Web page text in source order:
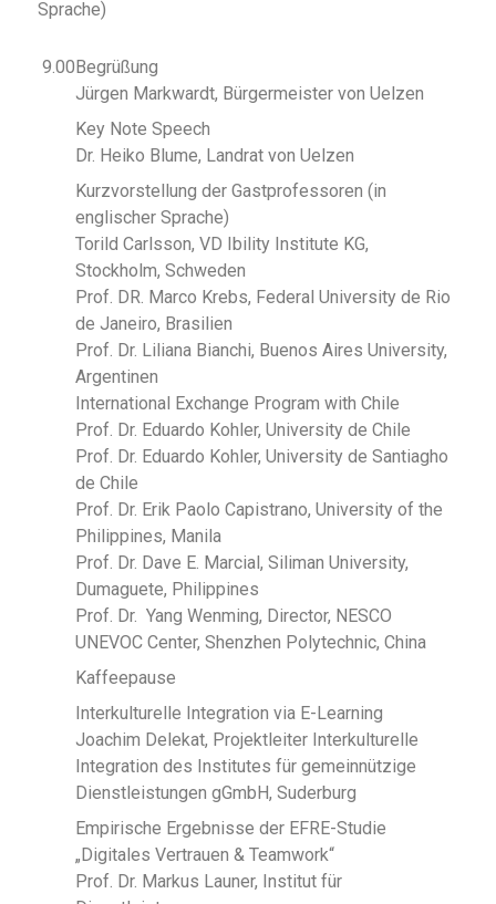
Sprache)
9.00Begrüßung
Jürgen Markwardt, Bürgermeister von Uelzen
Key Note Speech
Dr. Heiko Blume, Landrat von Uelzen
Kurzvorstellung der Gastprofessoren (in
englischer Sprache)
Torild Carlsson, VD Ibility Institute KG,
Stockholm, Schweden
Prof. DR. Marco Krebs, Federal University de Rio
de Janeiro, Brasilien
Prof. Dr. Liliana Bianchi, Buenos Aires University,
Argentinen
International Exchange Program with Chile
Prof. Dr. Eduardo Kohler, University de Chile
Prof. Dr. Eduardo Kohler, University de Santiagho
de Chile
Prof. Dr. Erik Paolo Capistrano, University of the
Philippines, Manila
Prof. Dr. Dave E. Marcial, Siliman University,
Dumaguete, Philippines
Prof. Dr. Yang Wenming, Director, NESCO
UNEVOC Center, Shenzhen Polytechnic, China
Kaffeepause
Interkulturelle Integration via E-Learning
Joachim Delekat, Projektleiter Interkulturelle
Integration des Institutes für gemeinnützige
Dienstleistungen gGmbH, Suderburg
Empirische Ergebnisse der EFRE-Studie
„Digitales Vertrauen & Teamwork“
Prof. Dr. Markus Launer, Institut für